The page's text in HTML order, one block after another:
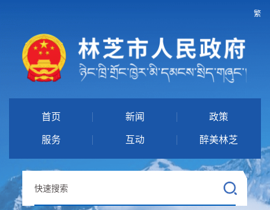
繁
首页 新闻 政策
服务 互动 醉美林芝